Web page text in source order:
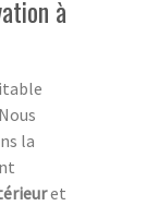
à
la
et